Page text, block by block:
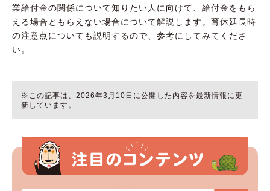
業給付金の関係について知りたい人に向けて、給付金をもら
える場合ともらえない場合について解説します。育休延長時
の注意点についても説明するので、参考にしてみてくださ
い。
※この記事は、2026年3月10日に公開した内容を最新情報に更
新しています。